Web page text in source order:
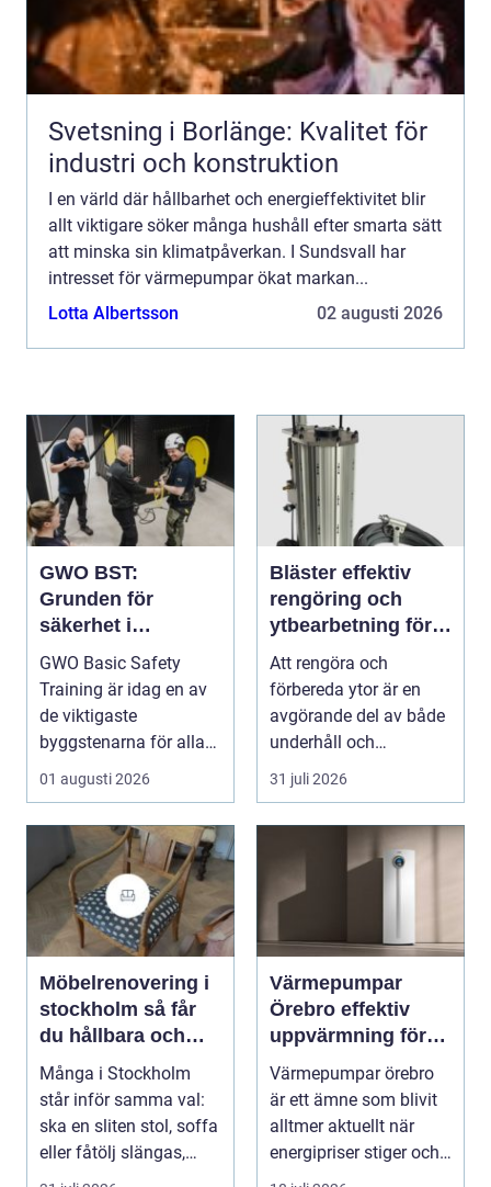
Svetsning i Borlänge: Kvalitet för
industri och konstruktion
I en värld där hållbarhet och energieffektivitet blir
allt viktigare söker många hushåll efter smarta sätt
att minska sin klimatpåverkan. I Sundsvall har
intresset för värmepumpar ökat markan...
Lotta Albertsson
02 augusti 2026
GWO BST:
Grunden för
säkerhet i
vindkraftsbransche
n
GWO Basic Safety
Training är idag en av
de viktigaste
byggstenarna för alla
som vill arbet...
01 augusti 2026
Bläster effektiv
rengöring och
ytbearbetning för
proffs och
hantverkare
Att rengöra och
förbereda ytor är en
avgörande del av både
underhåll och
renovering. Färg, rost,
smu...
31 juli 2026
Möbelrenovering i
stockholm så får
du hållbara och
vackra möbler
Många i Stockholm
står inför samma val:
ska en sliten stol, soffa
eller fåtölj slängas,
säljas billi...
Värmepumpar
Örebro effektiv
uppvärmning för
hus och fastigheter
Värmepumpar örebro
är ett ämne som blivit
alltmer aktuellt när
energipriser stiger och
fler vill sän...